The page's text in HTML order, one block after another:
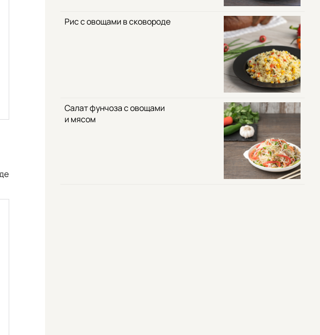
Рис с овощами в сковороде
Салат фунчоза с овощами
и мясом